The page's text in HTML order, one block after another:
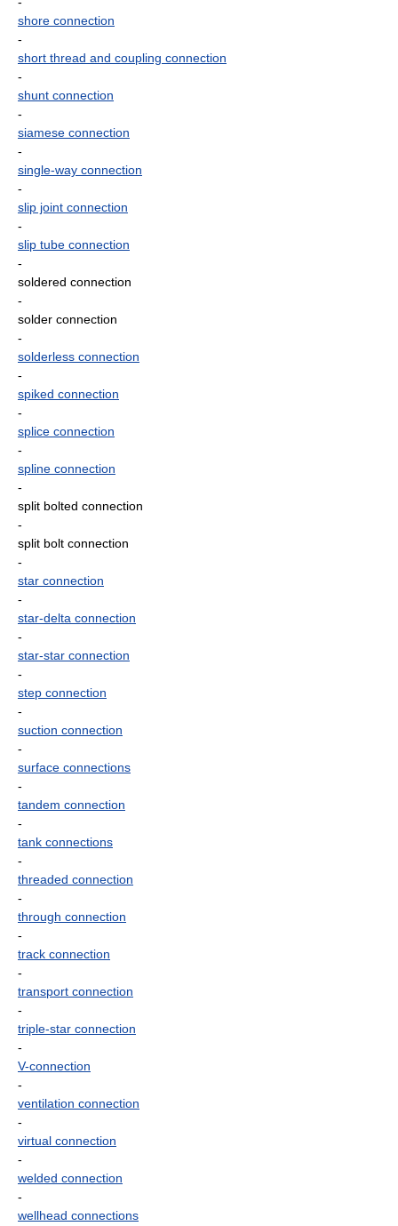
shore connection
-
short thread and coupling connection
-
shunt connection
-
siamese connection
-
single-way connection
-
slip joint connection
-
slip tube connection
-
soldered connection
-
solder connection
-
solderless connection
-
spiked connection
-
splice connection
-
spline connection
-
split bolted connection
-
split bolt connection
-
star connection
-
star-delta connection
-
star-star connection
-
step connection
-
suction connection
-
surface connections
-
tandem connection
-
tank connections
-
threaded connection
-
through connection
-
track connection
-
transport connection
-
triple-star connection
-
V-connection
-
ventilation connection
-
virtual connection
-
welded connection
-
wellhead connections